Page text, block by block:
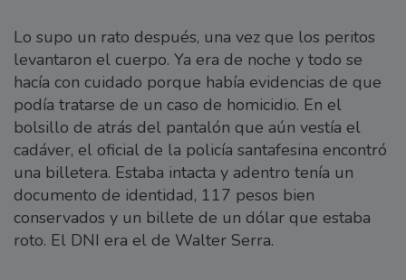
Lo supo un rato después, una vez que los peritos
levantaron el cuerpo. Ya era de noche y todo se
hacía con cuidado porque había evidencias de que
podía tratarse de un caso de homicidio. En el
bolsillo de atrás del pantalón que aún vestía el
cadáver, el oficial de la policía santafesina encontró
una billetera. Estaba intacta y adentro tenía un
documento de identidad, 117 pesos bien
conservados y un billete de un dólar que estaba
roto. El DNI era el de Walter Serra.